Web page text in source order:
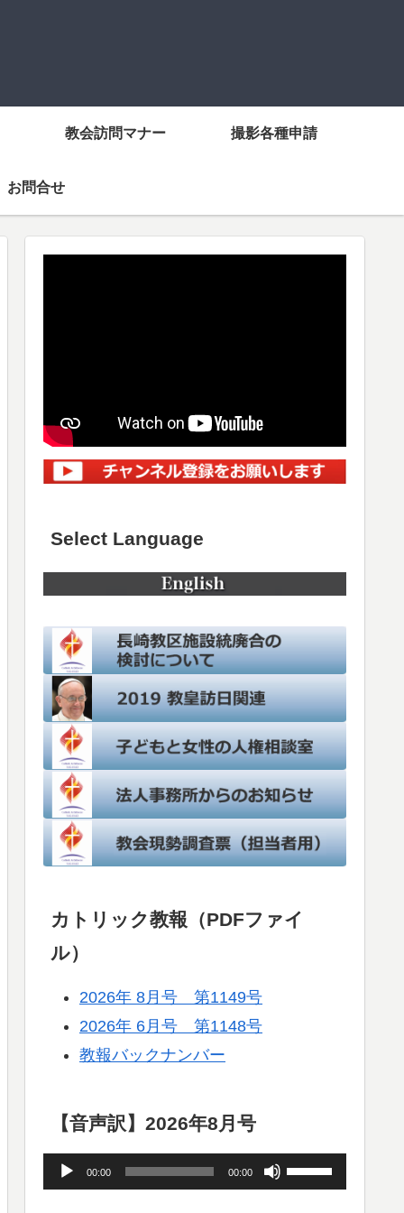
教会訪問マナー 撮影各種申請
お問合せ
Select Language
カトリック教報（PDFファイ
ル）
2026年 8月号 第1149号
2026年 6月号 第1148号
教報バックナンバー
【音声訳】2026年8月号
声
00:00 00:00
ボ
リ